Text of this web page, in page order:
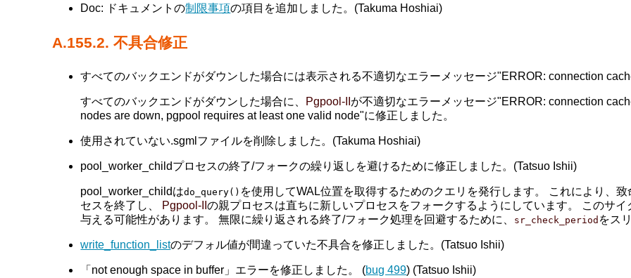
Doc: ドキュメントの制限事項の項目を追加しました。(Takuma Hoshiai)
A.155.2. 不具合修正
すべてのバックエンドがダウンした場合には表示される不適切なエラーメッセージ"ERROR: connection
すべてのバックエンドがダウンした場合に、 Pgpool-II が不適切なエラーメッセージ"ERROR: connection
nodes are down, pgpool requires at least one valid node"に修正しました。
使用されていない.sgmlファイルを削除しました。(Takuma Hoshiai)
pool_worker_childプロセスの終了/フォークの繰り返しを避けるために修正しました。(Tatsuo Ishii)
pool_worker_childはdo_query() を使用してWAL位置を取得するためのクエリを発行します。 これにより、
セスを終了し、 Pgpool-IIの親プロセスは直ちに新しいプロセスをフォークするようにしています。 このサ
与える可能性があります。 無限に繰り返される終了/フォーク処理を回避するために、
sr_check_period をス
write_function_listのデフォル値が間違っていた不具合を修正しました。(Tatsuo Ishii)
「not enough space in buffer」エラーを修正しました。 (bug 499) (Tatsuo Ishii)